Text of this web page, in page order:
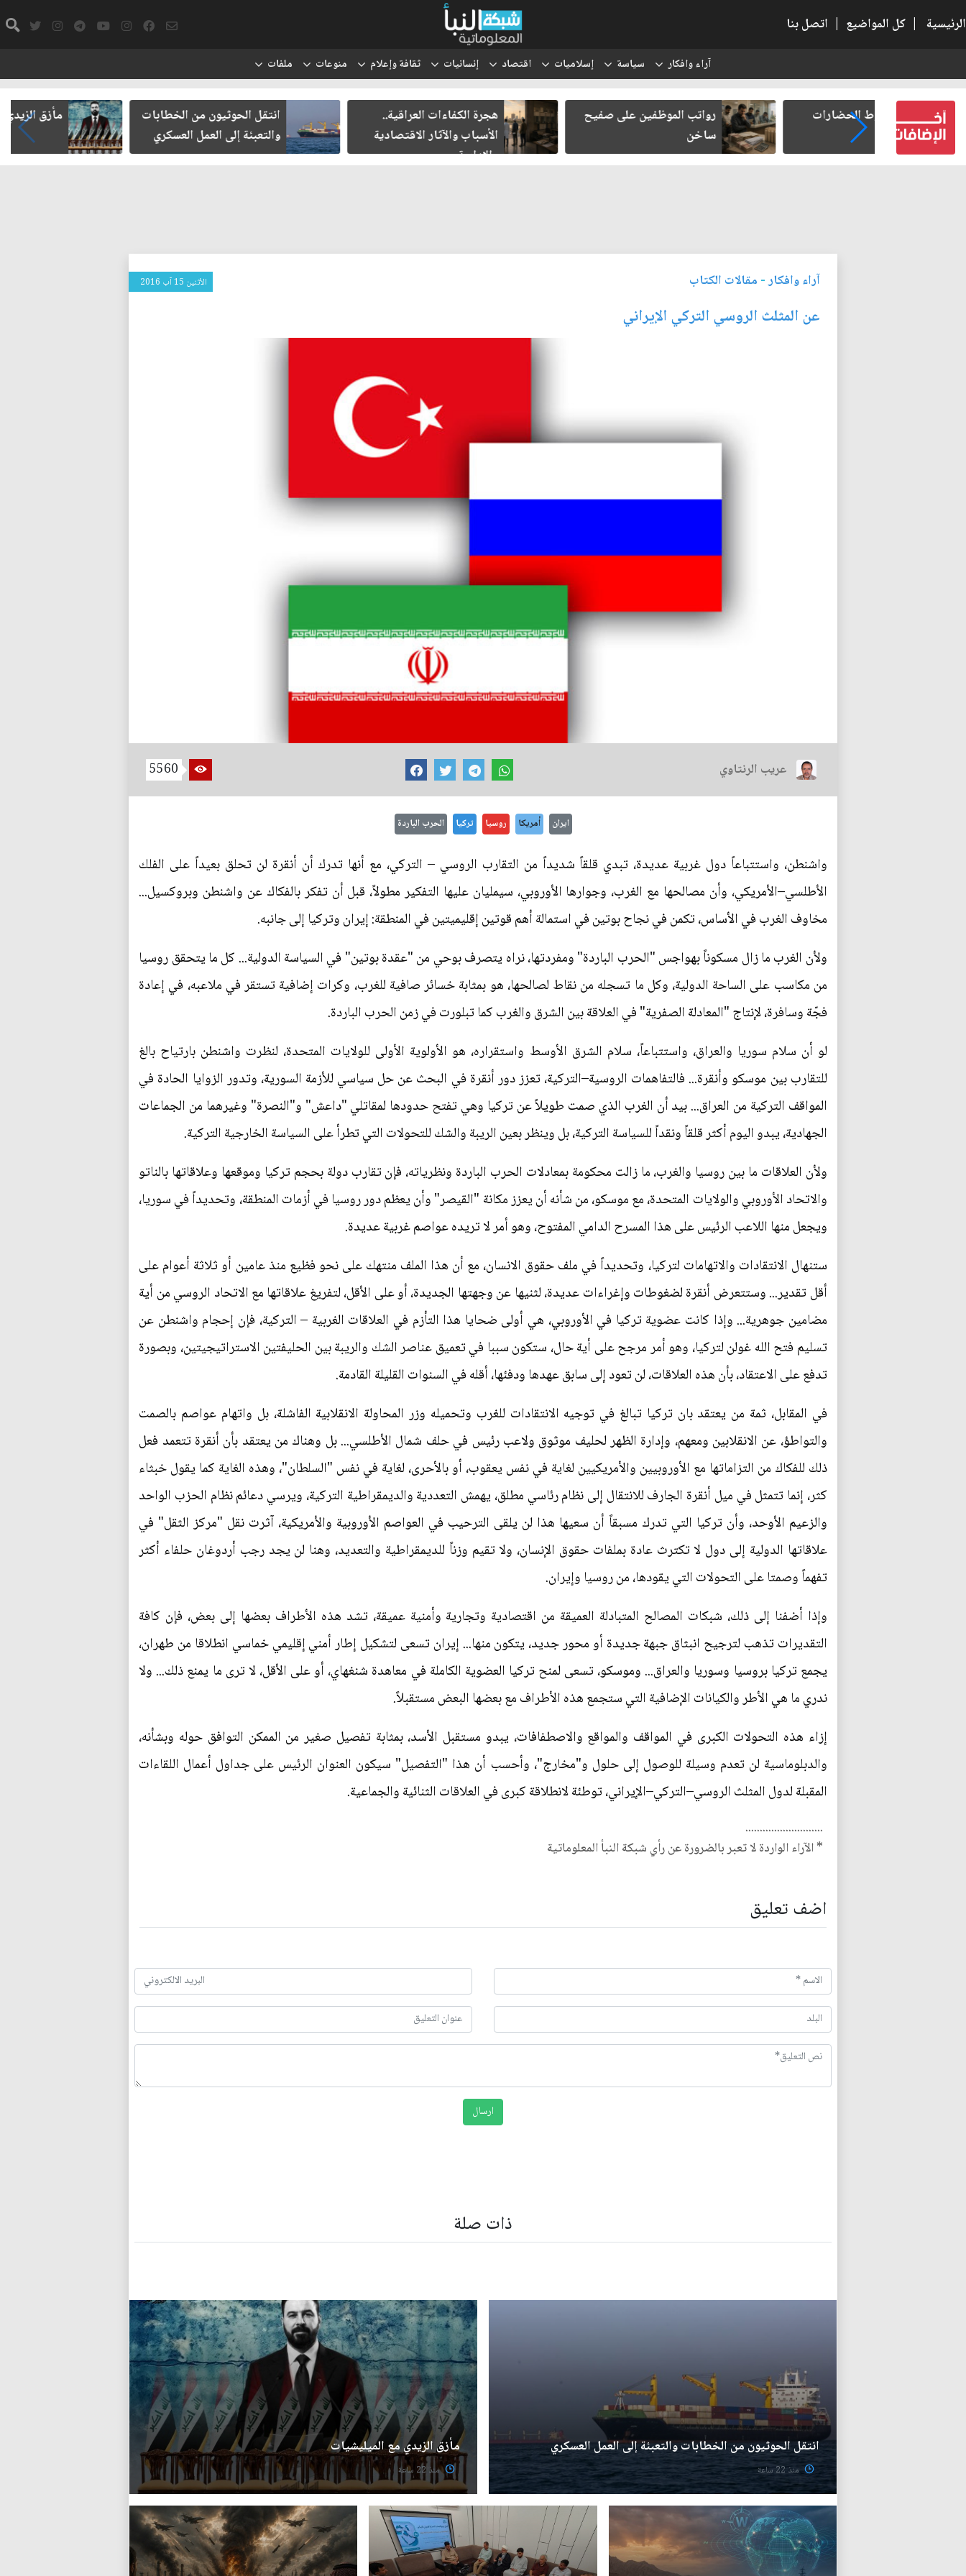
الرئيسية | كل المواضيع | اتصل بنا
آراء وافكار سياسة إسلاميات اقتصاد إنسانيات ثقافة وإعلام منوعات ملفات
الحضارات
رواتب الموظفين على صفيح
هجرة الكفاءات العراقية..
الأسباب والآثار الاقتصادية
والإدارية
انتقل الحوثيون من الخطابات
والتعبئة إلى العمل العسكري
مأزق الزيدي مع الميليشيات
آراء وافكار- مقالات الكتاب الأثنين 15 آب 2016
عن المثلث الروسي التركي الإيراني
عريب الرنتاوي 5560
ايران أمريكا روسيا تركيا الحرب الباردة
واشنطن، واستتباعاً دول غربية عديدة، تبدي قلقاً شديداً من التقارب الروسي – التركي، مع أنها تدرك أن أنقرة لن تحلق بعيداً على الفلك
الأطلسي–الأمريكي، وأن مصالحها مع الغرب، وجوارها الأوروبي، سيمليان عليها التفكير مطولاً، قبل أن تفكر بالفكاك عن واشنطن وبروكسيل...
مخاوف الغرب في الأساس، تكمن في نجاح بوتين في استمالة أهم قوتين إقليميتين في المنطقة: إيران وتركيا إلى جانبه.
ولأن الغرب ما زال مسكوناً بهواجس "الحرب الباردة" ومفردتها، نراه يتصرف بوحي من "عقدة بوتين" في السياسة الدولية... كل ما يتحقق روسيا
من مكاسب على الساحة الدولية، وكل ما تسجله من نقاط لصالحها، هو بمثابة خسائر صافية للغرب، وكرات إضافية تستقر في ملاعبه، في إعادة
فجّة وسافرة، لإنتاج "المعادلة الصفرية" في العلاقة بين الشرق والغرب كما تبلورت في زمن الحرب الباردة.
لو أن سلام سوريا والعراق، واستتباعاً، سلام الشرق الأوسط واستقراره، هو الأولوية الأولى للولايات المتحدة، لنظرت واشنطن بارتياح بالغ
للتقارب بين موسكو وأنقرة... فالتفاهمات الروسية–التركية، تعزز دور أنقرة في البحث عن حل سياسي للأزمة السورية، وتدور الزوايا الحادة في
المواقف التركية من العراق... بيد أن الغرب الذي صمت طويلاً عن تركيا وهي تفتح حدودها لمقاتلي "داعش" و"النصرة" وغيرهما من الجماعات
الجهادية، يبدو اليوم أكثر قلقاً ونقداً للسياسة التركية، بل وينظر بعين الريبة والشك للتحولات التي تطرأ على السياسة الخارجية التركية.
ولأن العلاقات ما بين روسيا والغرب، ما زالت محكومة بمعادلات الحرب الباردة ونظرياته، فإن تقارب دولة بحجم تركيا وموقعها وعلاقاتها بالناتو
والاتحاد الأوروبي والولايات المتحدة، مع موسكو، من شأنه أن يعزز مكانة "القيصر" وأن يعظم دور روسيا في أزمات المنطقة، وتحديداً في سوريا،
ويجعل منها اللاعب الرئيس على هذا المسرح الدامي المفتوح، وهو أمر لا تريده عواصم غربية عديدة.
ستنهال الانتقادات والاتهامات لتركيا، وتحديداً في ملف حقوق الانسان، مع أن هذا الملف منتهك على نحو فظيع منذ عامين أو ثلاثة أعوام على
أقل تقدير... وستتعرض أنقرة لضغوطات وإغراءات عديدة، لثنيها عن وجهتها الجديدة، أو على الأقل، لتفريغ علاقاتها مع الاتحاد الروسي من أية
مضامين جوهرية... وإذا كانت عضوية تركيا في الأوروبي، هي أولى ضحايا هذا التأزم في العلاقات الغربية – التركية، فإن إحجام واشنطن عن
تسليم فتح الله غولن لتركيا، وهو أمر مرجح على أية حال، ستكون سببا في تعميق عناصر الشك والريبة بين الحليفتين الاستراتيجيتين، وبصورة
تدفع على الاعتقاد، بأن هذه العلاقات، لن تعود إلى سابق عهدها ودفئها، أقله في السنوات القليلة القادمة.
في المقابل، ثمة من يعتقد بان تركيا تبالغ في توجيه الانتقادات للغرب وتحميله وزر المحاولة الانقلابية الفاشلة، بل واتهام عواصم بالصمت
والتواطؤ، عن الانقلابين ومعهم، وإدارة الظهر لحليف موثوق ولاعب رئيس في حلف شمال الأطلسي... بل وهناك من يعتقد بأن أنقرة تتعمد فعل
ذلك للفكاك من التزاماتها مع الأوروبيين والأمريكيين لغاية في نفس يعقوب، أو بالأحرى، لغاية في نفس "السلطان"، وهذه الغاية كما يقول خبثاء
كثر، إنما تتمثل في ميل أنقرة الجارف للانتقال إلى نظام رئاسي مطلق، يهمش التعددية والديمقراطية التركية، ويرسي دعائم نظام الحزب الواحد
والزعيم الأوحد، وأن تركيا التي تدرك مسبقاً أن سعيها هذا لن يلقى الترحيب في العواصم الأوروبية والأمريكية، آثرت نقل "مركز الثقل" في
علاقاتها الدولية إلى دول لا تكترث عادة بملفات حقوق الإنسان، ولا تقيم وزناً للديمقراطية والتعديد، وهنا لن يجد رجب أردوغان حلفاء أكثر
تفهماً وصمتا على التحولات التي يقودها، من روسيا وإيران.
وإذا أضفنا إلى ذلك، شبكات المصالح المتبادلة العميقة من اقتصادية وتجارية وأمنية عميقة، تشد هذه الأطراف بعضها إلى بعض، فإن كافة
التقديرات تذهب لترجيح انبثاق جبهة جديدة أو محور جديد، يتكون منها... إيران تسعى لتشكيل إطار أمني إقليمي خماسي انطلاقا من طهران،
يجمع تركيا بروسيا وسوريا والعراق... وموسكو، تسعى لمنح تركيا العضوية الكاملة في معاهدة شنغهاي، أو على الأقل، لا ترى ما يمنع ذلك... ولا
ندري ما هي الأطر والكيانات الإضافية التي ستجمع هذه الأطراف مع بعضها البعض مستقبلاً.
إزاء هذه التحولات الكبرى في المواقف والمواقع والاصطفافات، يبدو مستقبل الأسد، بمثابة تفصيل صغير من الممكن التوافق حوله وبشأنه،
والدبلوماسية لن تعدم وسيلة للوصول إلى حلول و"مخارج"، وأحسب أن هذا "التفصيل" سيكون العنوان الرئيس على جداول أعمال اللقاءات
المقبلة لدول المثلث الروسي–التركي–الإيراني، توطئة لانطلاقة كبرى في العلاقات الثنائية والجماعية.
...........................
* الآراء الواردة لا تعبر بالضرورة عن رأي شبكة النبأ المعلوماتية
اضف تعليق
ذات صلة
انتقل الحوثيون من الخطابات والتعبئة إلى العمل العسكري
منذ 22 ساعة
مأزق الزيدي مع الميليشيات
منذ 22 ساعة